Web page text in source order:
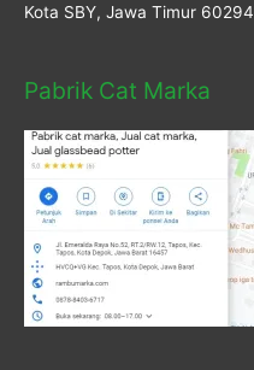
Kota SBY, Jawa Timur 60294
Pabrik Cat Marka